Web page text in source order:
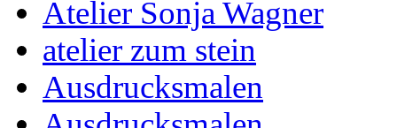
Atelier Sonja Wagner
atelier zum stein
Ausdrucksmalen